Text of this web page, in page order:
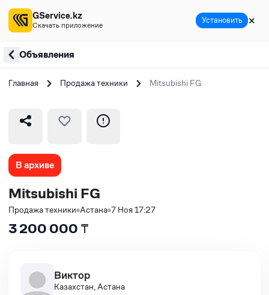
Объявления
Главная Продажа техники Mitsubishi FG
В архиве
Mitsubishi FG
Продажа техники Астана 7 Ноя 17:27
3 200 000 ₸
Виктор
Казахстан, Астана
GService.kz
Скачать приложение Установить ✕